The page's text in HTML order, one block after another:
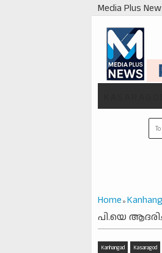
Media Plus
Home »
പി.യെ
Kanhangad Kasaragod